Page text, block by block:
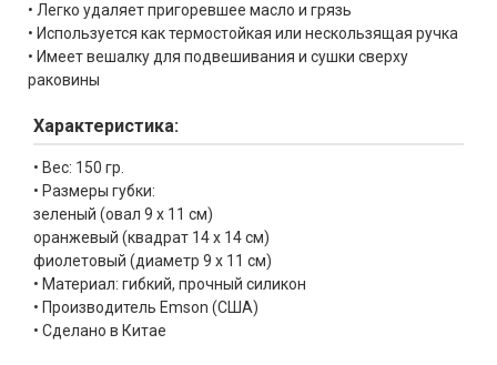
• Легко удаляет пригоревшее масло и грязь
• Используется как термостойкая или нескользящая ручка
• Имеет вешалку для подвешивания и сушки сверху
раковины
Характеристика:
• Вес: 150 гр.
• Размеры губки:
зеленый (овал 9 х 11 см)
оранжевый (квадрат 14 х 14 см)
фиолетовый (диаметр 9 х 11 см)
• Материал: гибкий, прочный силикон
• Производитель Emson (США)
• Сделано в Китае